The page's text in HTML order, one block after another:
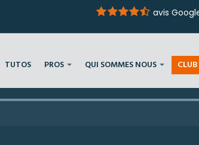
avis
TUTOS PROS QUI SOMMES NOUS